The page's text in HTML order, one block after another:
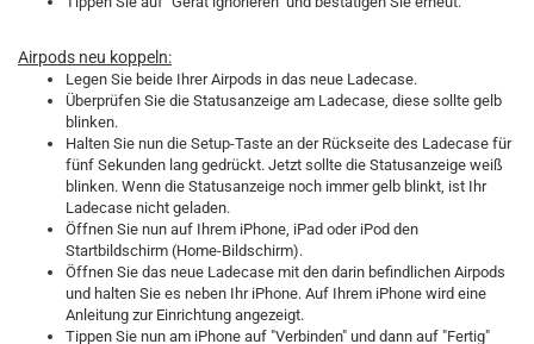
Airpods neu koppeln:
Legen Sie beide Ihrer Airpods in das neue Ladecase.
Überprüfen Sie die Statusanzeige am Ladecase, diese sollte gelb
blinken.
Halten Sie nun die Setup-Taste an der Rückseite des Ladecase für
fünf Sekunden lang gedrückt. Jetzt sollte die Statusanzeige weiß
blinken. Wenn die Statusanzeige noch immer gelb blinkt, ist Ihr
Ladecase nicht geladen.
Öffnen Sie nun auf Ihrem iPhone, iPad oder iPod den
Startbildschirm (Home-Bildschirm).
Öffnen Sie das neue Ladecase mit den darin befindlichen Airpods
und halten Sie es neben Ihr iPhone. Auf Ihrem iPhone wird eine
Anleitung zur Einrichtung angezeigt.
Tippen Sie nun am iPhone auf "Verbinden" und dann auf "Fertig"